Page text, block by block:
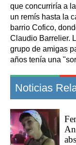
que concurriría a
un remís hasta la
barrio Cofico,
Claudio Barrelier.
grupo de amigas
años tenía una
Noticias